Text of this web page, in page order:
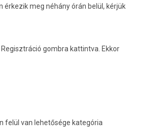
meg néhány órán belül, kérjük
gombra kattintva. Ekkor
felül van lehetősége kategória